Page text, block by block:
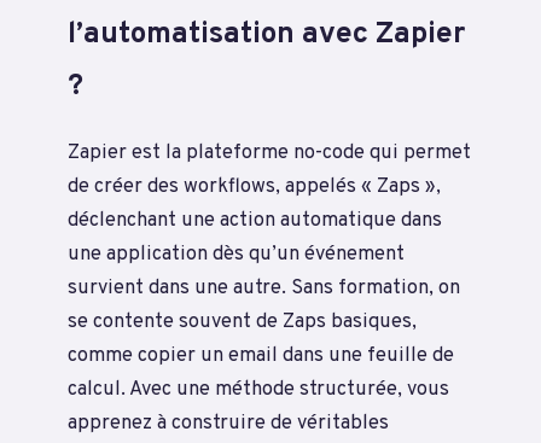
l’automatisation avec Zapier
?
Zapier est la plateforme no-code qui permet
de créer des workflows, appelés « Zaps »,
déclenchant une action automatique dans
une application dès qu’un événement
survient dans une autre. Sans formation, on
se contente souvent de Zaps basiques,
comme copier un email dans une feuille de
calcul. Avec une méthode structurée, vous
apprenez à construire de véritables